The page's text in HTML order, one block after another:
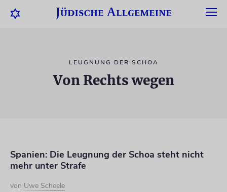
LEUGNUNG DER SCHOA
Von Rechts wegen
Spanien: Die Leugnung der Schoa steht nicht
mehr unter Strafe
von Uwe Scheele